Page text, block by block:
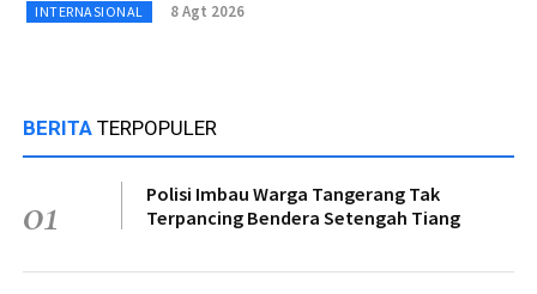
INTERNASIONAL 8 Agt 2026
BERITA TERPOPULER
01
Polisi Imbau Warga Tangerang Tak
Terpancing Bendera Setengah Tiang